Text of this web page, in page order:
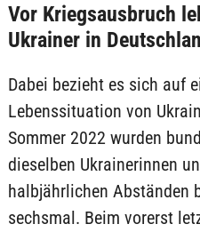
Vor Kriegsausbruch
Ukrainer in
Dabei bezieht es sich auf
Lebenssituation von
Sommer 2022 wurden
dieselben Ukrainerinnen
halbjährlichen Abständen
sechsmal. Beim vorerst